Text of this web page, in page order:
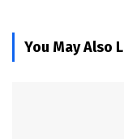
You May Also